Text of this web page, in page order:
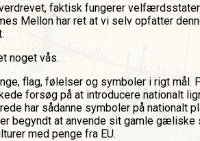
faktisk fungerer
Mellon har ret at vi selv opfatter
noget vås.
flag, følelser og symboler i rigt
forsøg på at introducere nationalt
har sådanne symboler på
begyndt at anvende sit gamle
med penge fra EU.